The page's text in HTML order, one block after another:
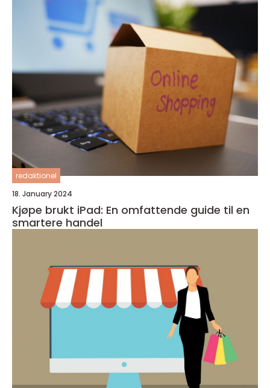
redaktionel
18. January 2024
Kjøpe brukt iPad: En omfattende guide til en
smartere handel